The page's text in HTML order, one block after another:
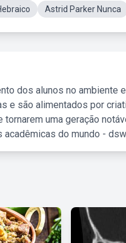
Astrid Parker Nunca
dos alunos no ambiente
e são alimentados por
uma geração
do mundo -